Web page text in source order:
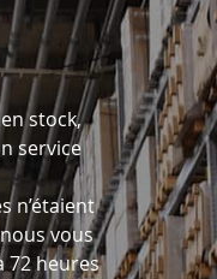
stock,
service
n’étaient
vous
72 heures